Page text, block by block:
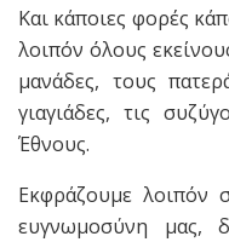
Και κάποιες φορές
λοιπόν όλους
μανάδες, τους
γιαγιάδες, τις
Έθνους.
Εκφράζουμε λοιπόν
ευγνωμοσύνη μας,